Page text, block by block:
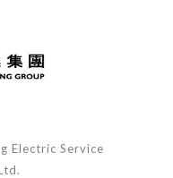
Electric Service